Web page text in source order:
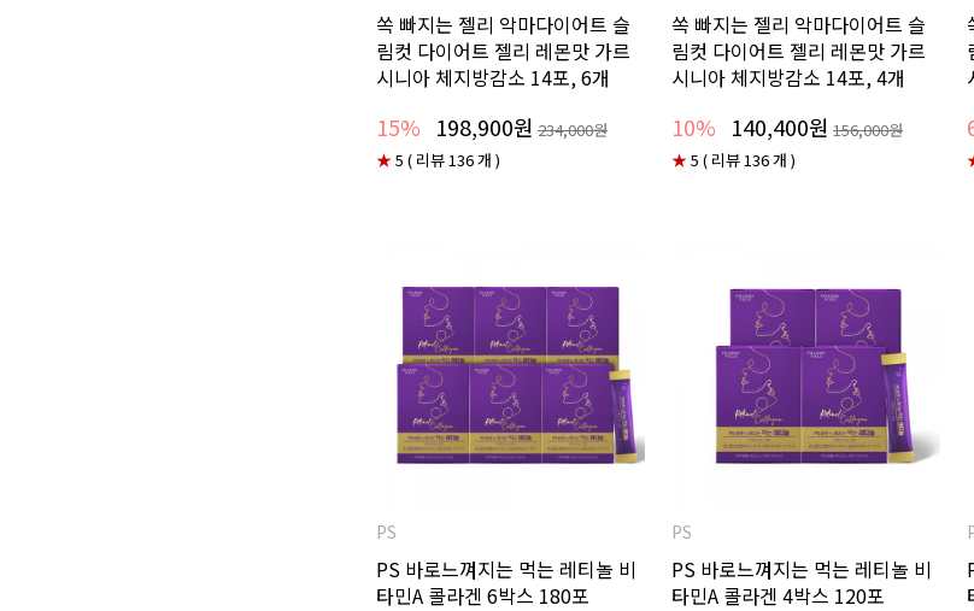
쏙 빠지는 젤리 악마다이어트 슬
림컷 다이어트 젤리 레몬맛 가르
시니아 체지방감소 14포, 6개
15% 198,900원 234,000원
★5 ( 리뷰 136 개 )
쏙 빠지는 젤리 악마다이어트 슬
림컷 다이어트 젤리 레몬맛 가르
시니아 체지방감소 14포, 4개
10% 140,400원 156,000원
★5 ( 리뷰 136 개 )
PS
PS 바로느껴지는 먹는 레티놀 비
타민A 콜라겐 6박스 180포
PS
PS 바로느껴지는 먹는 레티놀 비
타민A 콜라겐 4박스 120포